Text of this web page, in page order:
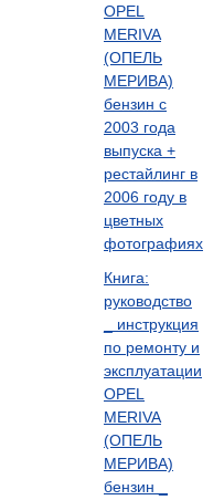
OPEL
MERIVA
(ОПЕЛЬ
МЕРИВА)
бензин с
2003 года
выпуска +
рестайлинг в
2006 году в
цветных
фотографиях
Книга:
руководство
_ инструкция
по ремонту и
эксплуатации
OPEL
MERIVA
(ОПЕЛЬ
МЕРИВА)
бензин _